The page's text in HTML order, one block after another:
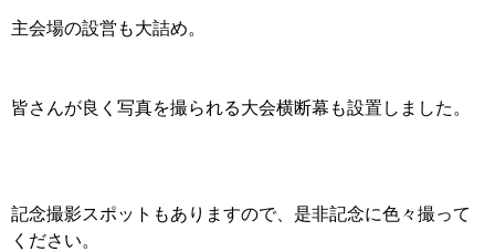
主会場の設営も大詰め。
皆さんが良く写真を撮られる大会横断幕も設置しました。
記念撮影スポットもありますので、是非記念に色々撮って
ください。